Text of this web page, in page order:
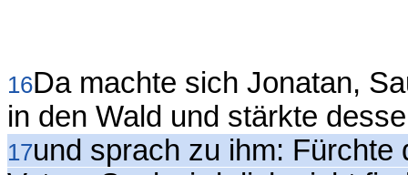
16Da machte sich Jonatan,
in den Wald und stärkte
17und sprach zu ihm: